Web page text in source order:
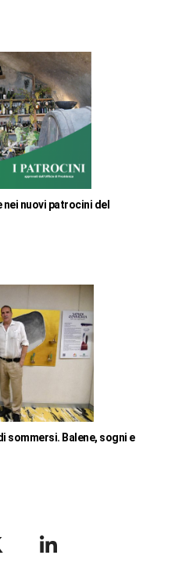
nuovi patrocini del
sommersi. Balene, sogni e